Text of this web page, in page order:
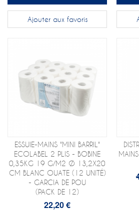
Ajouter aux favoris
ESSUIE-MAINS "MINI BARRIL"
ECOLABEL 2 PLIS - BOBINE
0,35KG 19 G/M2 Ø 13,2X20
CM BLANC OUATE (12 UNITÉ)
- GARCIA DE POU
(PACK DE 12)
22,20 €